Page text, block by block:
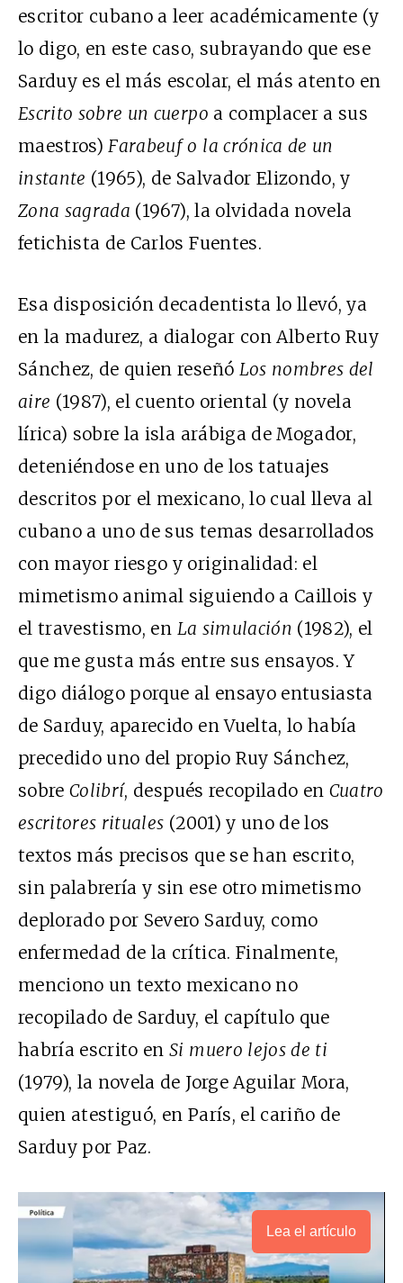
escritor cubano a leer académicamente (y
lo digo, en este caso, subrayando que ese
Sarduy es el más escolar, el más atento en
Escrito sobre un cuerpo a complacer a sus
maestros)Farabeuf o la crónica de un
instante (1965), de Salvador Elizondo, y
Zona sagrada (1967), la olvidada novela
fetichista de Carlos Fuentes.
Esa disposición decadentista lo llevó, ya
en la madurez, a dialogar con Alberto Ruy
Sánchez, de quien reseñó Los nombres del
aire (1987), el cuento oriental (y novela
lírica) sobre la isla arábiga de Mogador,
deteniéndose en uno de los tatuajes
descritos por el mexicano, lo cual lleva al
cubano a uno de sus temas desarrollados
con mayor riesgo y originalidad: el
mimetismo animal siguiendo a Caillois y
el travestismo, en La simulación (1982), el
que me gusta más entre sus ensayos. Y
digo diálogo porque al ensayo entusiasta
de Sarduy, aparecido en Vuelta, lo había
precedido uno del propio Ruy Sánchez,
sobreColibrí, después recopilado en Cuatro
escritores rituales (2001) y uno de los
textos más precisos que se han escrito,
sin palabrería y sin ese otro mimetismo
deplorado por Severo Sarduy, como
enfermedad de la crítica. Finalmente,
menciono un texto mexicano no
recopilado de Sarduy, el capítulo que
habría escrito enSi muero lejos de ti
(1979), la novela de Jorge Aguilar Mora,
quien atestiguó, en París, el cariño de
Sarduy por Paz.
Lea el artículo